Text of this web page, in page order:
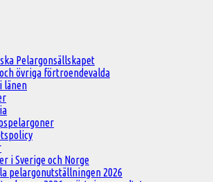
Pelargonsällskapet
övriga förtroendevalda
länen
i Sverige och Norge
pelargonutställningen 2026